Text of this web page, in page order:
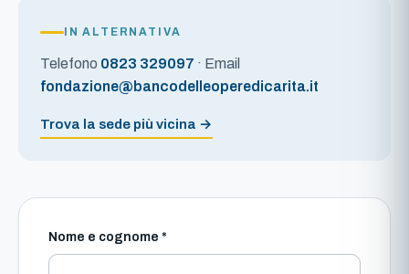
IN ALTERNATIVA
Telefono 0823 329097 · Email
fondazione@bancodelleoperedicarita.it
Trova la sede più vicina →
Nome e cognome *